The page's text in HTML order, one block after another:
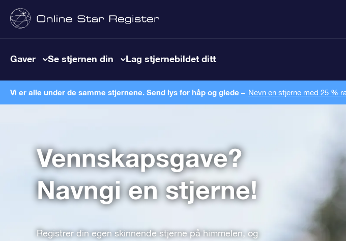
Gaver Se stjernen din Lag stjernebildet ditt
Vi er alle under de samme stjernene. Send lys for håp og glede – Nevn en stjerne med 25 %
Vennskapsgave?
Navngi en stjerne!
Registrer din egen skinnende stjerne på himmelen, og